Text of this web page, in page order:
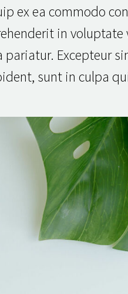
ex ea commodo
in voluptate
Excepteur
sunt in culpa